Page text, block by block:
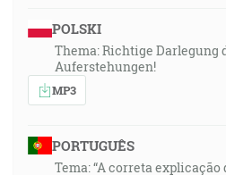
POLSKI
Thema: Richtige Darlegung
Auferstehungen!
MP3
PORTUGUÊS
Tema: “A correta